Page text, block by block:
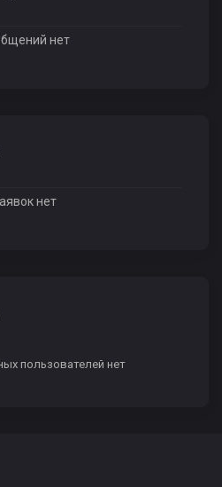
нет
нет
пользователей нет